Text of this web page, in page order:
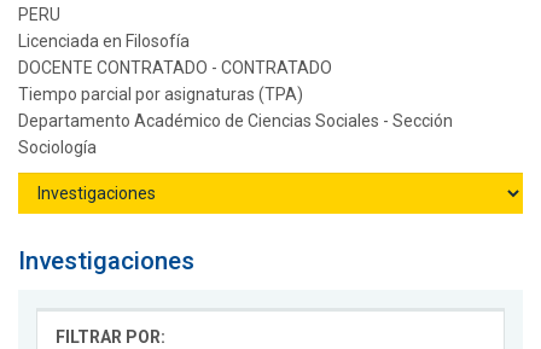
PERU
Licenciada en Filosofía
DOCENTE CONTRATADO - CONTRATADO
Tiempo parcial por asignaturas (TPA)
Departamento Académico de Ciencias Sociales - Sección
Sociología
Investigaciones
FILTRAR POR: